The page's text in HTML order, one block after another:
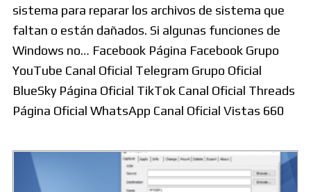
sistema para reparar los archivos de sistema que
faltan o están dañados. Si algunas funciones de
Windows no… Facebook Página Facebook Grupo
YouTube Canal Oficial Telegram Grupo Oficial
BlueSky Página Oficial TikTok Canal Oficial Threads
Página Oficial WhatsApp Canal Oficial Vistas 660